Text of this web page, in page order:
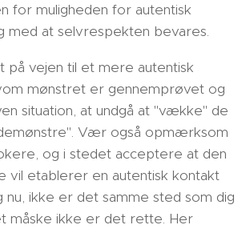
for muligheden for autentisk
med at selvrespekten bevares.
på vejen til et mere autentisk
mønstret er gennemprøvet og
situation, at undgå at "vække" de
Vær også opmærksom
og i stedet acceptere at den
vil etablerer en autentisk kontakt
nu, ikke er det samme sted som dig
måske ikke er det rette. Her